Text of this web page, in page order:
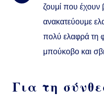
ζουμί που έχουν
ανακατεύουμε
πολύ ελαφρά τη
μπούκοβο και
Για τη